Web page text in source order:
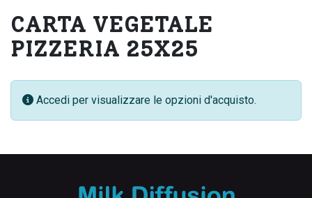
CARTA VEGETALE
PIZZERIA 25X25
Accedi per visualizzare le opzioni d'acquisto.